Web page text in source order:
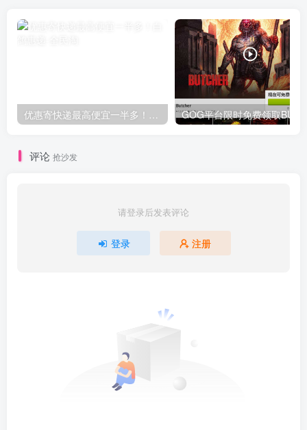
优惠寄快递最高便宜一半多！白鸽惠递
评论 抢沙发
请登录后发表评论
登录 注册